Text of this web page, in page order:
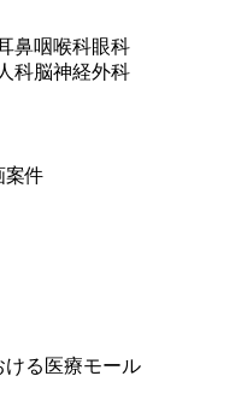
鼻咽喉科眼科
科脳神経外科
案件
ける医療モール